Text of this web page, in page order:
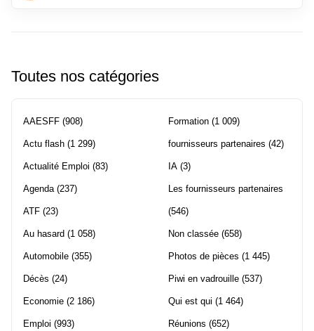
Toutes nos catégories
AAESFF (908)
Actu flash (1 299)
Actualité Emploi (83)
Agenda(237)
ATF (23)
Au hasard (1 058)
Automobile (355)
Décès (24)
Economie (2 186)
Emploi (993)
Formation (1 009)
fournisseurs partenaires (42)
IA (3)
Les fournisseurs partenaires
(546)
Non classée (658)
Photos de pièces (1 445)
Piwi en vadrouille (537)
Qui est qui (1 464)
Réunions (652)